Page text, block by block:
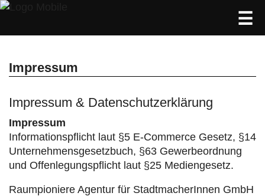
Direkt
Inhalt
☰
Impressum
Impressum & Datenschutzerklärung
Impressum
Informationspflicht laut §5 E-Commerce Gesetz, §14
Unternehmensgesetzbuch, §63 Gewerbeordnung
und Offenlegungspflicht laut §25 Mediengesetz.
Raumpioniere Agentur für StadtmacherInnen GmbH